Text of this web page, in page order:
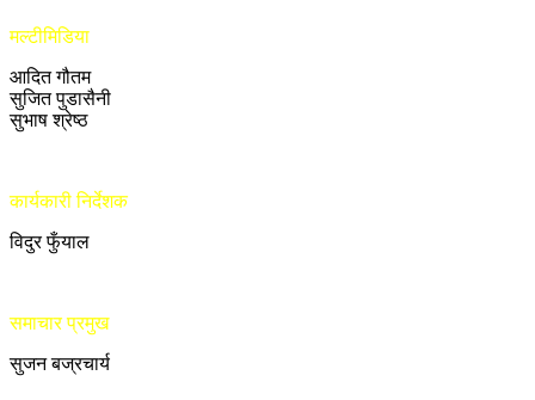
मल्टीमिडिया
आदित गौतम
सुजित पुडासैनी
सुभाष श्रेष्ठ
कार्यकारी निर्देशक
विदुर फुँयाल
समाचार प्रमुख
सुजन बज्रचार्य